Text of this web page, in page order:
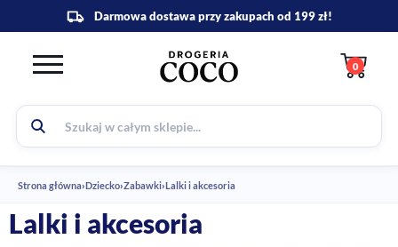
0
Strona główna›Dziecko›Zabawki›Lalki i akcesoria
Lalki i akcesoria